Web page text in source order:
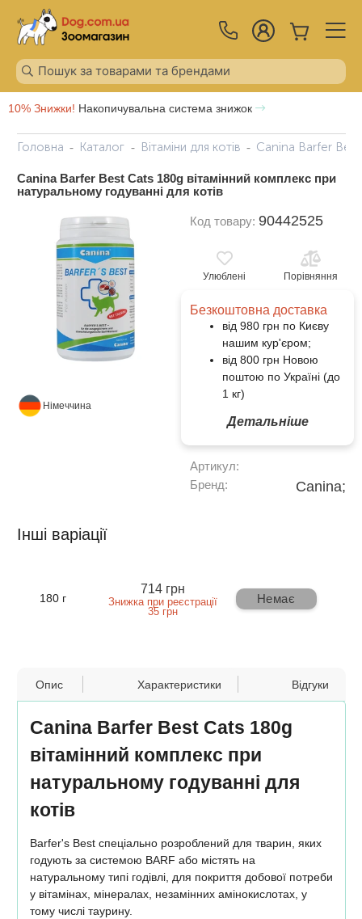
10% Знижки! Накопичувальна система знижок
Головна Каталог Вітаміни для котів Canina Barfer Best
Canina Barfer Best Cats 180g вітамінний комплекс при
натуральному годуванні для котів
Німеччина
Код товару: 90442525
Улюблені Порівняння
Безкоштовна доставка
від 980 грн по Києву
нашим кур'єром;
від 800 грн Новою
поштою по Україні (до
1 кг)
Детальніше
Артикул:
Бренд:
Canina;
Інші варіації
180 г
714 грн
Знижка при реєстрації
35 грн
Немає
Опис Характеристики Відгуки
Canina Barfer Best Cats 180g
вітамінний комплекс при
натуральному годуванні для
котів
Barfer's Best спеціально розроблений для тварин, яких
годують за системою BARF або містять на
натуральному типі годівлі, для покриття добової потреби
у вітамінах, мінералах, незамінних амінокислотах, у
тому числі таурину.